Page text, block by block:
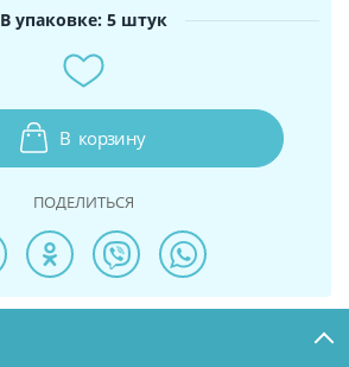
В упаковке: 5 штук
В корзину
ПОДЕЛИТЬСЯ